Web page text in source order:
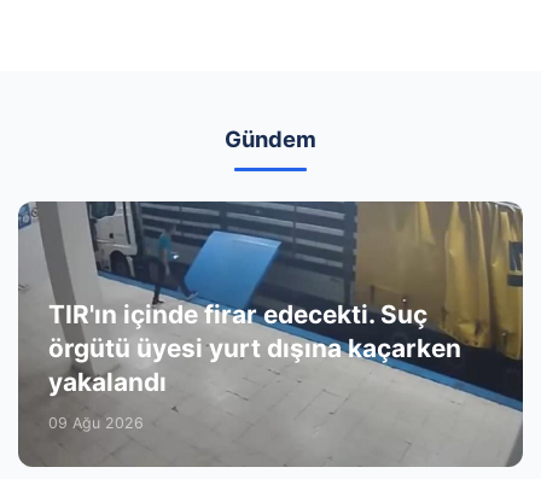
Gündem
TIR'ın içinde firar edecekti. Suç
örgütü üyesi yurt dışına kaçarken
yakalandı
09 Ağu 2026